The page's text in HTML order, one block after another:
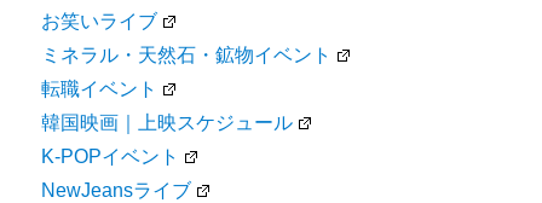
お笑いライブ
ミネラル・天然石・鉱物イベント
転職イベント
韓国映画｜上映スケジュール
K-POPイベント
NewJeansライブ